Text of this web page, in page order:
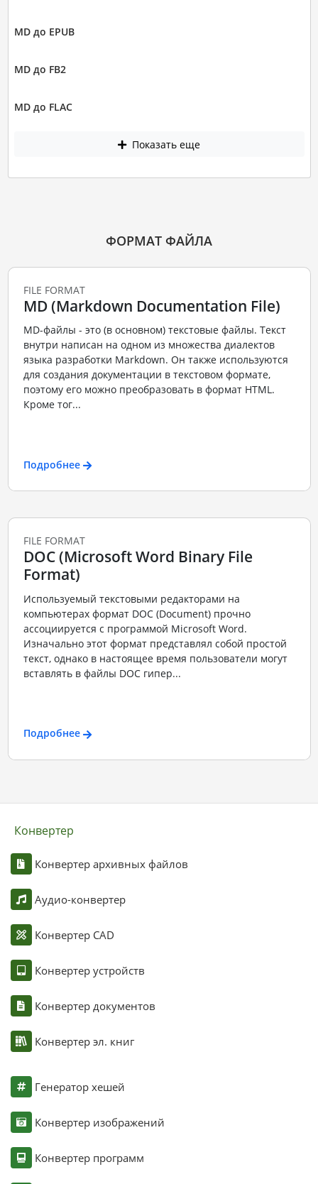
MD до EPUB
MD до FB2
MD до FLAC
Показать еще
ФОРМАТ ФАЙЛА
FILE FORMAT
MD (Markdown Documentation File)
MD-файлы - это (в основном) текстовые файлы. Текст
внутри написан на одном из множества диалектов
языка разработки Markdown. Он также используются
для создания документации в текстовом формате,
поэтому его можно преобразовать в формат HTML.
Кроме тог...
Подробнее
FILE FORMAT
DOC (Microsoft Word Binary File
Format)
Используемый текстовыми редакторами на
компьютерах формат DOC (Document) прочно
ассоциируется с программой Microsoft Word.
Изначально этот формат представлял собой простой
текст, однако в настоящее время пользователи могут
вставлять в файлы DOC гипер...
Подробнее
Конвертер
Конвертер архивных файлов
Аудио-конвертер
Конвертер CAD
Конвертер устройств
Конвертер документов
Конвертер эл. книг
Генератор хешей
Конвертер изображений
Конвертер программ